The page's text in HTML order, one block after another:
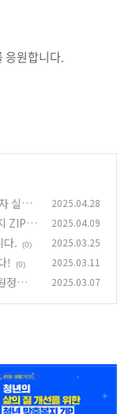
응원합니다.
실손
2025.04.28
ZIP 2025.04.09
다. (0) 2025.03.25
! (0) 2025.03.11
정책
2025.03.07